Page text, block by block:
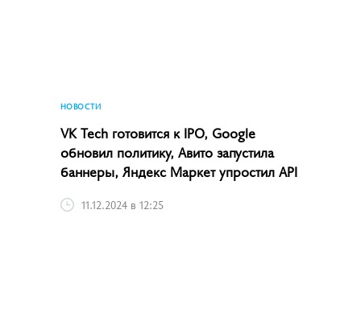
НОВОСТИ
VK Tech готовится к IPO, Google
обновил политику, Авито запустила
баннеры, Яндекс Маркет упростил API
11.12.2024 в 12:25